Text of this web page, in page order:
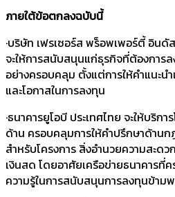
ภายใต้ข้อตกลงฉบับนี้
·บริษัท เฟรเซอร์ส พร็อพเพอร์ตี้ อินดั
จะให้การสนับสนุนแก่ธุรกิจที่ต้องการ
อย่างครอบคลุม ตั้งแต่การให้คำแนะน
และโอกาสในการลงทุน
·ธนาคารยูโอบี ประเทศไทย จะให้บริก
ด้าน ครอบคลุมการให้คำปรึกษาด้านก
สำหรับโครงการ สิ่งอำนวยความสะด
เงินสด โดยอาศัยเครือข่ายธนาคารที่
ความรู้ในการสนับสนุนการลงทุนข้าม